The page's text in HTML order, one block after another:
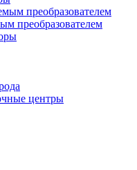
преобразователем
преобразователем
центры